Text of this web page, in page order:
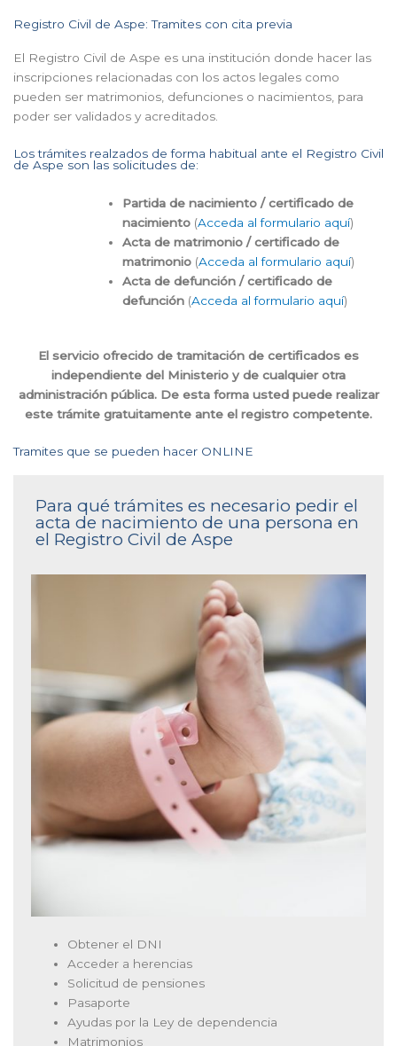
Registro Civil de Aspe: Tramites con cita previa
El Registro Civil de Aspe es una institución donde hacer las
inscripciones relacionadas con los actos legales como
pueden ser matrimonios, defunciones o nacimientos, para
poder ser validados y acreditados.
Los trámites realzados de forma habitual ante el Registro Civil
de Aspe son las solicitudes de:
Partida de nacimiento / certificado de
nacimiento (Acceda al formulario aquí)
Acta de matrimonio / certificado de
matrimonio (Acceda al formulario aquí)
Acta de defunción / certificado de
defunción (Acceda al formulario aquí)
El servicio ofrecido de tramitación de certificados es
independiente del Ministerio y de cualquier otra
administración pública. De esta forma usted puede realizar
este trámite gratuitamente ante el registro competente.
Tramites que se pueden hacer ONLINE
Para qué trámites es necesario pedir el
acta de nacimiento de una persona en
el Registro Civil de Aspe
Obtener el DNI
Acceder a herencias
Solicitud de pensiones
Pasaporte
Ayudas por la Ley de dependencia
Matrimonios